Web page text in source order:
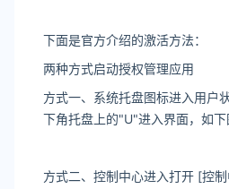
下面是官方介绍的激活方法：
两种方式启动授权管理应用
方式一、系统托盘图标进入用户
下角托盘上的"U"进入界面，如下
方式二、控制中心进入打开 [控